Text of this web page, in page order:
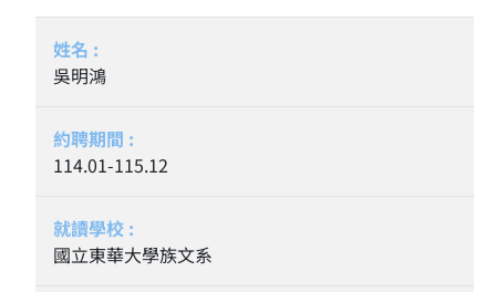
吳明鴻
114.01-115.12
國立東華大學族文系